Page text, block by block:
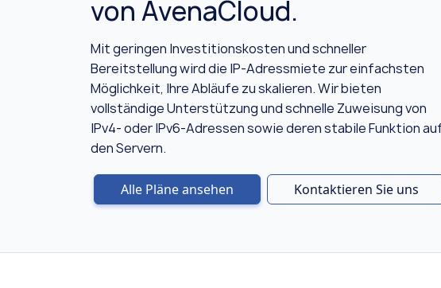
von AvenaCloud.
Mit geringen Investitionskosten und schneller
Bereitstellung wird die IP-Adressmiete zur einfachsten
Möglichkeit, Ihre Abläufe zu skalieren. Wir bieten
vollständige Unterstützung und schnelle Zuweisung von
IPv4- oder IPv6-Adressen sowie deren stabile Funktion
den Servern.
Alle Pläne ansehen Kontaktieren Sie uns